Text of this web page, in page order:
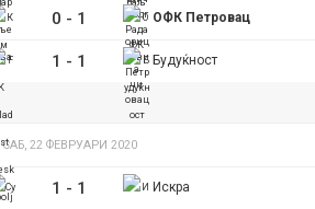
0 - 1 ОФК Петровац
1 - 1 Будуќност
САБ, 22 ФЕВРУАРИ 2020
1 - 1 Искра